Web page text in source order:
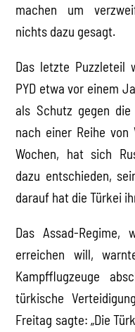
machen um
nichts dazu gesagt.
Das letzte Puzzleteil
PYD etwa vor einem
als Schutz gegen die
nach einer Reihe von
Wochen, hat sich
dazu entschieden,
darauf hat die Türkei
Das Assad-Regime,
erreichen will,
Kampfflugzeuge
türkische
Freitag sagte: „Die